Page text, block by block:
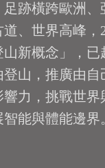
足跡橫跨歐洲
、世界高峰，
山新概念」，
登山，推廣由自
力，挑戰世界
能與體能邊界